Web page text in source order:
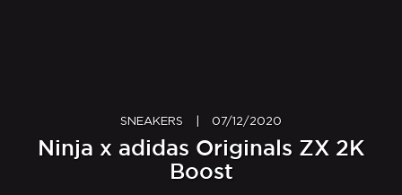
SNEAKERS 07/12/2020
Ninja x adidas Originals ZX 2K
Boost